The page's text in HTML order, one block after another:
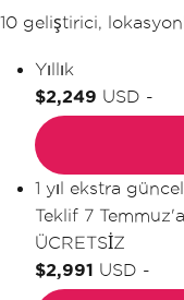
10 geliştirici,
Yıllık
$2,249 USD -
1 yıl ekstra
Teklif 7
ÜCRETSİZ
$2,991 USD -